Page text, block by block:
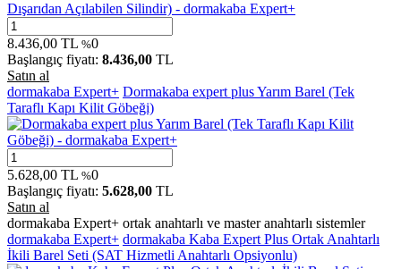
8.436,00 TL %0
Başlangıç fiyatı: 8.436,00 TL
Satın al
dormakaba Expert+ Dormakaba expert plus Yarım Barel (Tek
Taraflı Kapı Kilit Göbeği)
5.628,00 TL %0
Başlangıç fiyatı: 5.628,00 TL
Satın al
dormakaba Expert+ ortak anahtarlı ve master anahtarlı sistemler
dormakaba Expert+ dormakaba Kaba Expert Plus Ortak Anahtarlı
İkili Barel Seti (SAT Hizmetli Anahtarlı Opsiyonlu)